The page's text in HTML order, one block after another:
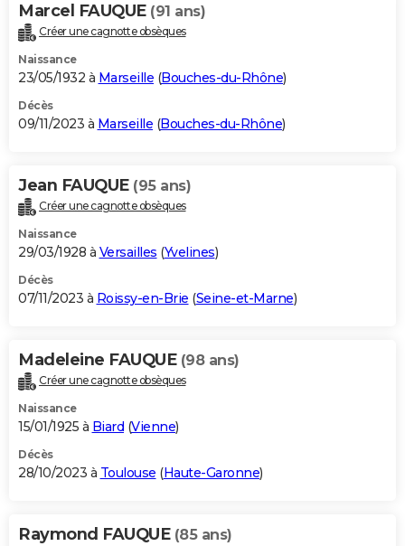
Marcel FAUQUE (91 ans)
Créer une cagnotte obsèques
Naissance
23/05/1932 à Marseille (Bouches-du-Rhône)
Décès
09/11/2023 à Marseille (Bouches-du-Rhône)
Jean FAUQUE (95 ans)
Créer une cagnotte obsèques
Naissance
29/03/1928 à Versailles (Yvelines)
Décès
07/11/2023 à Roissy-en-Brie (Seine-et-Marne)
Madeleine FAUQUE (98 ans)
Créer une cagnotte obsèques
Naissance
15/01/1925 à Biard (Vienne)
Décès
28/10/2023 à Toulouse (Haute-Garonne)
Raymond FAUQUE (85 ans)